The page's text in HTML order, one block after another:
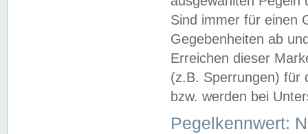
Sind immer für einen
Gegebenheiten ab
Erreichen dieser
(z.B. Sperrungen) für
bzw. werden bei
Pegelkennwert: